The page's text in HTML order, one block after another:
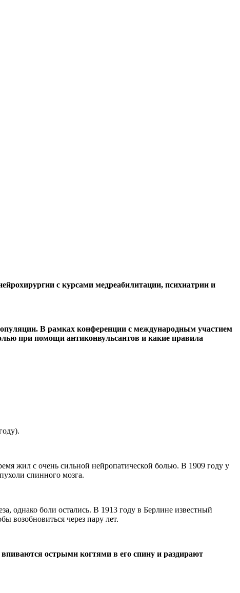
с курсами медреабилитации, психиатрии и
В рамках конференции с международным участием
при помощи антиконвульсантов и какие правила
жил с очень сильной нейропатической болью. В 1909 году у
спинного мозга.
однако боли остались. В 1913 году в Берлине известный
возобновиться через пару лет.
острыми когтями в его спину и раздирают